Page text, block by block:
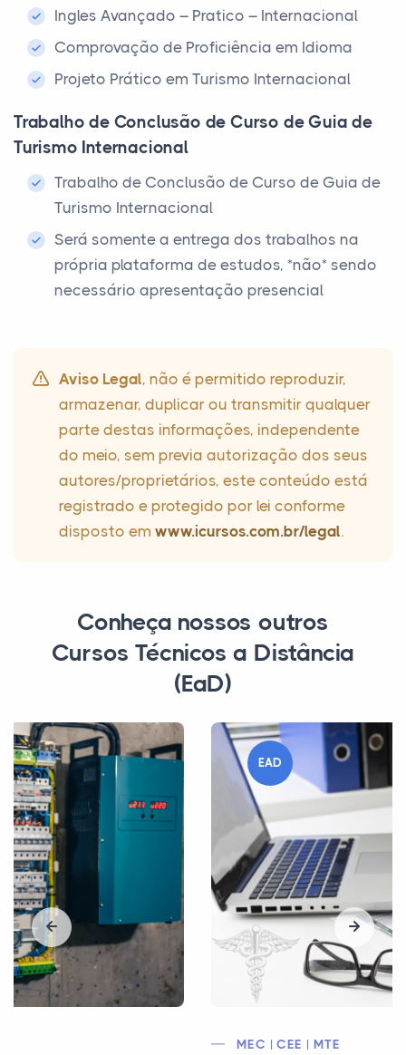
Ingles Avançado – Pratico – Internacional
Comprovação de Proficiência em Idioma
Projeto Prático em Turismo Internacional
Trabalho de Conclusão de Curso de Guia de
Turismo Internacional
Trabalho de Conclusão de Curso de Guia de
Turismo Internacional
Será somente a entrega dos trabalhos na
própria plataforma de estudos, *não* sendo
necessário apresentação presencial
Aviso Legal, não é permitido reproduzir,
armazenar, duplicar ou transmitir qualquer
parte destas informações, independente
do meio, sem previa autorização dos seus
autores/proprietários, este conteúdo está
registrado e protegido por lei conforme
disposto em www.icursos.com.br/legal.
Conheça nossos outros
Cursos Técnicos a Distância
(EaD)
EAD